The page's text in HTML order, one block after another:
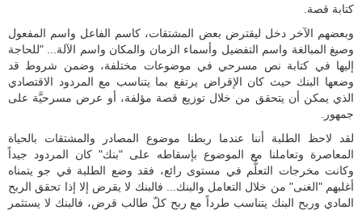
كتابة قصة.
وبعضهم الآخر دخل ليقترض بعض المشتقات، كاسم الفاعل واسم المفعول
وصيغ المبالغة واسم التفضيل وأسماء الزمان والمكان واسم الآلة... "للحاجة
إليها في كتابة نص مسرحي في موضوعات مختلفة، وضمن شروط قد
وضعها البنك حيث كان الإقراض يرتفع بما يتناسب مع المردود الاقتصادي
الذي يمكن أن يتحقق من خلال توزيع قصة مؤلفة، أو عرض مسرحيَّة على
جمهور.
لقد لاحظ الطلبة أننا عندما ربطنا موضوع المصادر والمشتقات بالحياة
المعاصرة وتعاملنا مع الموضوع بإسقاطه على "بنك" كان المردود جيداً
وكانت مخرجات التعلُّم في مستوى رائع، فقد وضع الطلبة في جو يتمناه
أغلبهم "الغنى" من خلال التعامل والبنك... فالبنك لا يقرض إلا إذا تحقق الربح
المادي وربح البنك يتناسب طرداً مع ربح كلّ طالب قرض، فالبنك لا يستثمر